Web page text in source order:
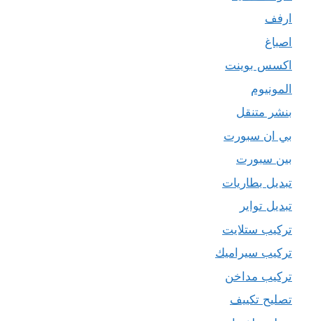
ارفف
اصباغ
اكسس بوينت
المونيوم
بنشر متنقل
بي ان سبورت
بين سبورت
تبديل بطاريات
تبديل تواير
تركيب ستلايت
تركيب سيراميك
تركيب مداخن
تصليح تكييف